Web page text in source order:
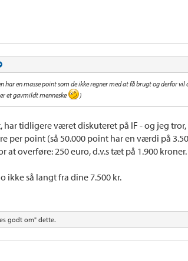
har en masse point som de ikke regner med at få brugt og derfor
et gavmildt menneske
)
tidligere været diskuteret på IF - og jeg
per point (så 50.000 point har en værdi på
at overføre: 250 euro, d.v.s tæt på 1.900 kroner.
ikke så langt fra dine 7.500 kr.
godt om" dette.